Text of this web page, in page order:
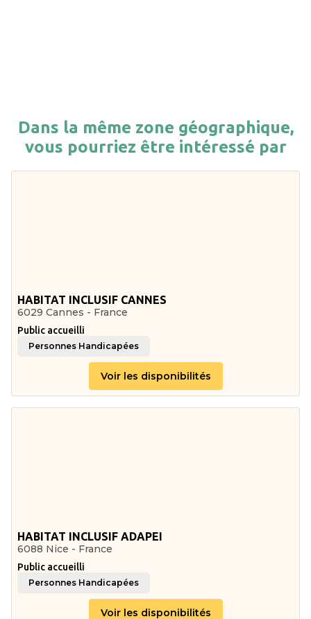
Dans la même zone géographique,
vous pourriez être intéressé par
HABITAT INCLUSIF CANNES
6029 Cannes - France
Public accueilli
Personnes Handicapées
Voir les disponibilités
HABITAT INCLUSIF ADAPEI
6088 Nice - France
Public accueilli
Personnes Handicapées
Voir les disponibilités